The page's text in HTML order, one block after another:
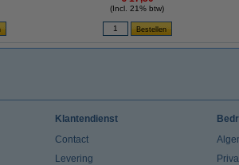
(Incl. 21% btw)
Klantendienst
Contact
Levering